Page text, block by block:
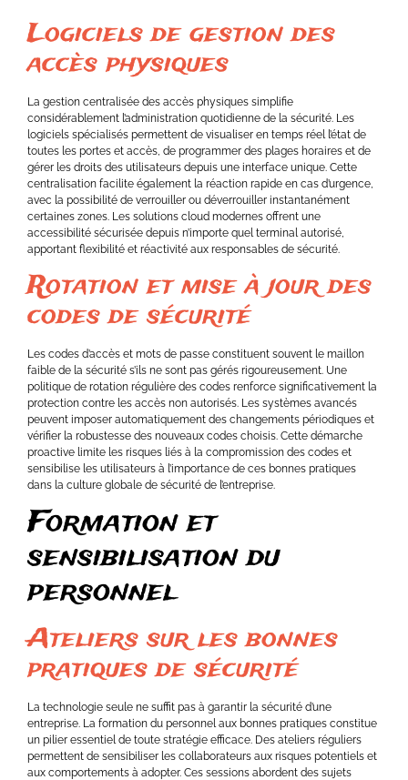
Logiciels de gestion des
accès physiques
La gestion centralisée des accès physiques simplifie
considérablement l’administration quotidienne de la sécurité. Les
logiciels spécialisés permettent de visualiser en temps réel l’état de
toutes les portes et accès, de programmer des plages horaires et de
gérer les droits des utilisateurs depuis une interface unique. Cette
centralisation facilite également la réaction rapide en cas d’urgence,
avec la possibilité de verrouiller ou déverrouiller instantanément
certaines zones. Les solutions cloud modernes offrent une
accessibilité sécurisée depuis n’importe quel terminal autorisé,
apportant flexibilité et réactivité aux responsables de sécurité.
Rotation et mise à jour des
codes de sécurité
Les codes d’accès et mots de passe constituent souvent le maillon
faible de la sécurité s’ils ne sont pas gérés rigoureusement. Une
politique de rotation régulière des codes renforce significativement la
protection contre les accès non autorisés. Les systèmes avancés
peuvent imposer automatiquement des changements périodiques et
vérifier la robustesse des nouveaux codes choisis. Cette démarche
proactive limite les risques liés à la compromission des codes et
sensibilise les utilisateurs à l’importance de ces bonnes pratiques
dans la culture globale de sécurité de l’entreprise.
Formation et
sensibilisation du
personnel
Ateliers sur les bonnes
pratiques de sécurité
La technologie seule ne suffit pas à garantir la sécurité d’une
entreprise. La formation du personnel aux bonnes pratiques constitue
un pilier essentiel de toute stratégie efficace. Des ateliers réguliers
permettent de sensibiliser les collaborateurs aux risques potentiels et
aux comportements à adopter. Ces sessions abordent des sujets